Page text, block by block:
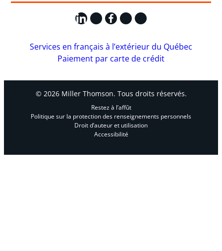
LinkedIn
X Facebook
Instagram
YouTube
Services en français à l’extérieur du Québec
Paiement par carte de crédit
© 2026 Miller Thomson. Tous droits réservés.
Restez à l’affût
Politique sur la protection des renseignements personnels
Droit d’auteur et utilisation
Accessibilité